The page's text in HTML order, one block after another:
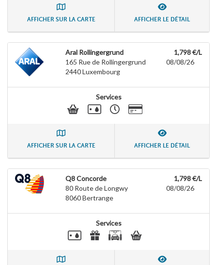
AFFICHER SUR LA CARTE AFFICHER LE DÉTAIL
Aral Rollingergrund
165 Rue de Rollingergrund
2440Luxembourg
1,798 €/L
08/08/26
Services
AFFICHER SUR LA CARTE AFFICHER LE DÉTAIL
Q8 Concorde
80 Route de Longwy
8060Bertrange
1,798 €/L
08/08/26
Services